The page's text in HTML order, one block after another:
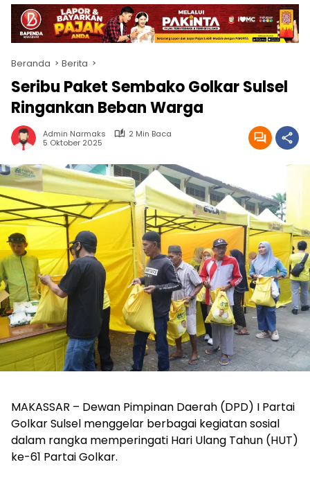
Beranda Berita
Seribu Paket Sembako Golkar Sulsel
Ringankan Beban Warga
Admin Narmaks
2 Min Baca
5 Oktober 2025
MAKASSAR – Dewan Pimpinan Daerah (DPD) I Partai
Golkar Sulsel menggelar berbagai kegiatan sosial
dalam rangka memperingati Hari Ulang Tahun (HUT)
ke-61 Partai Golkar.